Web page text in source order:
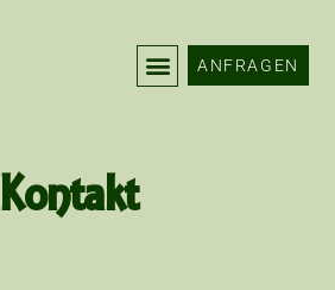
ANFRAGEN
Kontakt